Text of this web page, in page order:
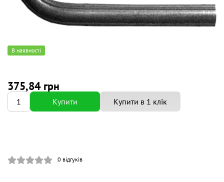
В наявності
375,84 грн
Купити Купити в 1 клік
0 відгуків